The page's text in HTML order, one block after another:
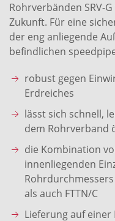
Rohrverbänden SRV-
Zukunft. Für eine
der eng anliegende
befindlichen
robust gegen
Erdreiches
lässt sich schnell,
dem Rohrverband
die Kombination
innenliegenden
als auch FTTN/C
Lieferung auf einer